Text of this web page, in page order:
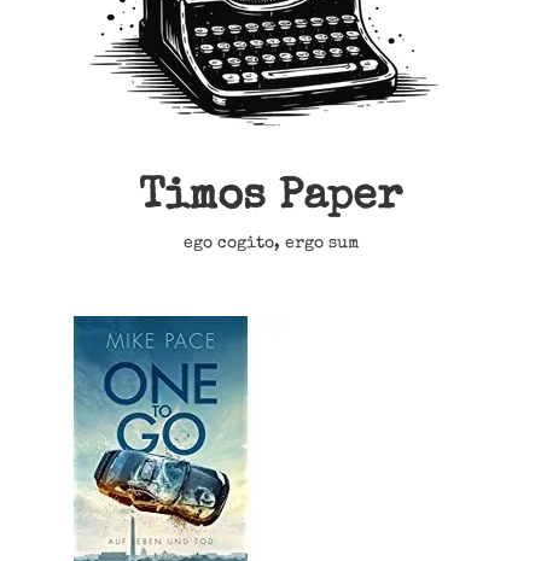
Timos Paper
ego cogito, ergo sum